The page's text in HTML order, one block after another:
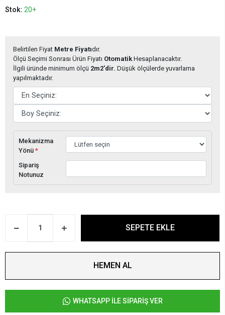
Stok: 20+
Belirtilen Fiyat Metre Fiyatıdır.
Ölçü Seçimi Sonrası Ürün Fiyatı Otomatik Hesaplanacaktır.
İlgili üründe minimum ölçü 2m2'dir. Düşük ölçülerde yuvarlama
yapılmaktadır.
Mekanizma
Yönü *
Sipariş
Notunuz
SEPETE EKLE
HEMEN AL
WHATSAPP İLE SİPARİŞ VER